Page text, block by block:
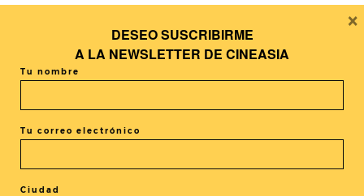
familiar en la que el director vuelve a reunir a los 8 actores
de «Una familia de Tokio», ganadora de la Espiga de Oro
en Valladolid el 2013, esta vez encarnando a la caótica y
Trailer V.E.: https://www.youtube.com/watch?v=EBhun-
DESEO SUSCRIBIRME
A LA NEWSLETTER DE CINEASIA
Tu nombre
Tu correo electrónico
Ciudad
×